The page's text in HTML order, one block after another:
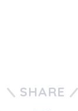
SHARE